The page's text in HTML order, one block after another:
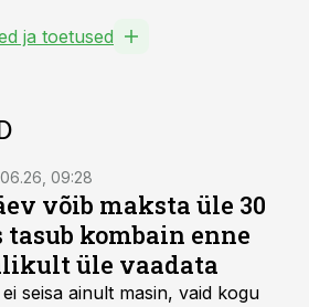
ja toetused
09:28
võib maksta üle 30
tasub kombain enne
üle vaadata
seisa ainult masin, vaid kogu